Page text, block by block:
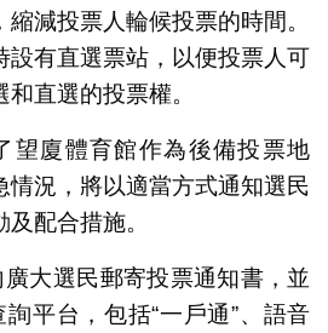
減投票人輪候投票的時間。
設有直選票站，以便投票人可
直選的投票權。
望廈體育館作為後備投票地
情況，將以適當方式通知選民
配合措施。
大選民郵寄投票通知書，並
平台，包括“一戶通”、語音